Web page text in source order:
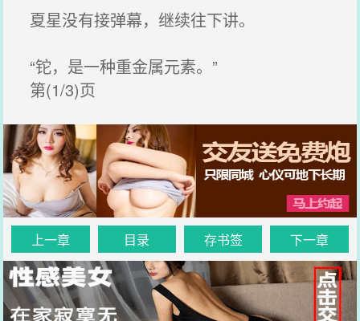
夏星没有接弹幕，继续往下讲。
“铊，是一种重金属元素。”
第(1/3)页
上一章 目录 存书签 下一章